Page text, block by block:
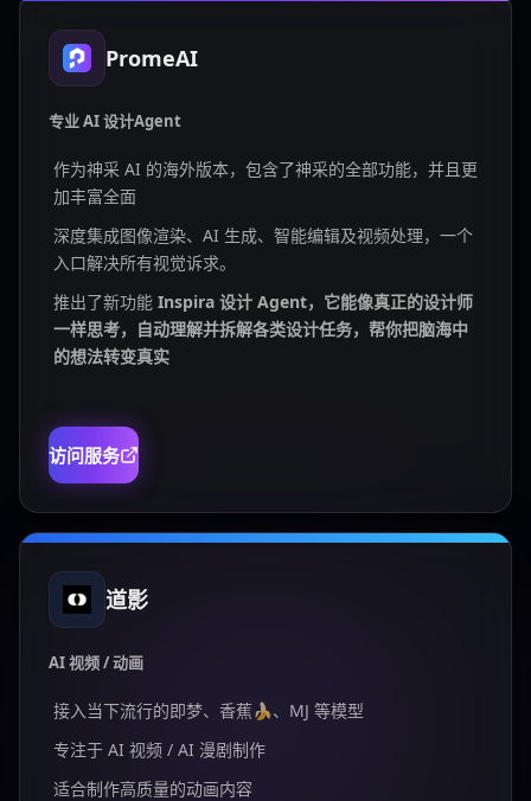
PromeAI
专业 AI 设计Agent
作为神采 AI 的海外版本，包含了神采的全部功能，并且更
加丰富全面
深度集成图像渲染、AI 生成、智能编辑及视频处理，一个
入口解决所有视觉诉求。
推出了新功能 Inspira 设计 Agent，它能像真正的设计师
一样思考，自动理解并拆解各类设计任务，帮你把脑海中
的想法转变真实
访问服务
道影
AI 视频 / 动画
接入当下流行的即梦、香蕉🍌、MJ 等模型
专注于 AI 视频 / AI 漫剧制作
适合制作高质量的动画内容